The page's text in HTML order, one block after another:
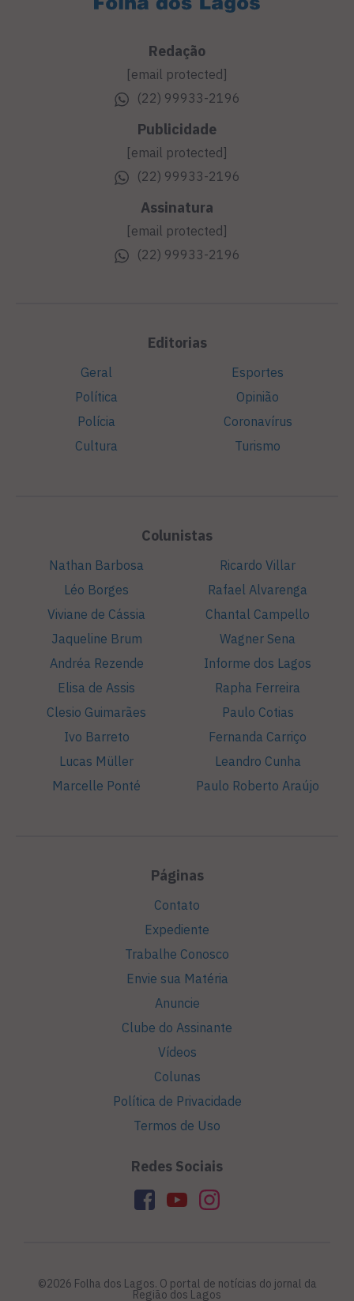
Redação
[email protected]
(22) 99933-2196
Publicidade
[email protected]
(22) 99933-2196
Assinatura
[email protected]
(22) 99933-2196
Editorias
Geral
Política
Polícia
Cultura
Esportes
Opinião
Coronavírus
Turismo
Colunistas
Nathan Barbosa
Léo Borges
Viviane de Cássia
Jaqueline Brum
Andréa Rezende
Elisa de Assis
Clesio Guimarães
Ivo Barreto
Lucas Müller
Marcelle Ponté
Ricardo Villar
Rafael Alvarenga
Chantal Campello
Wagner Sena
Informe dos Lagos
Rapha Ferreira
Paulo Cotias
Fernanda Carriço
Leandro Cunha
Paulo Roberto Araújo
Páginas
Contato
Expediente
Trabalhe Conosco
Envie sua Matéria
Anuncie
Clube do Assinante
Vídeos
Colunas
Política de Privacidade
Termos de Uso
Redes Sociais
©2026 Folha dos Lagos. O portal de notícias do jornal da
Região dos Lagos